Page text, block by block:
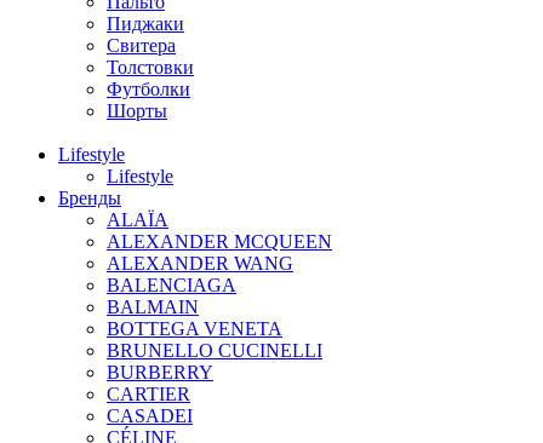
Пиджаки
Свитера
Толстовки
Футболки
Шорты
Lifestyle
Lifestyle
Бренды
ALAÏA
ALEXANDER MCQUEEN
ALEXANDER WANG
BALENCIAGA
BALMAIN
BOTTEGA VENETA
BRUNELLO CUCINELLI
BURBERRY
CARTIER
CASADEI
CÉLINE